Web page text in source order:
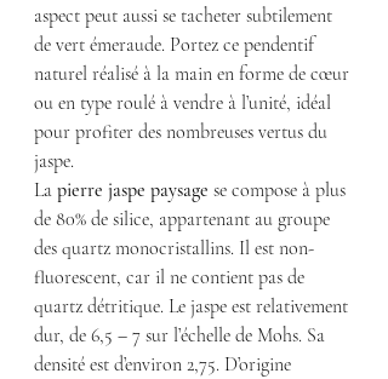
aspect peut aussi se tacheter subtilement
de vert émeraude. Portez ce pendentif
naturel réalisé à la main en forme de cœur
ou en type roulé à vendre à l’unité, idéal
pour profiter des nombreuses vertus du
jaspe.
La pierre jaspe paysage se compose à plus
de 80% de silice, appartenant au groupe
des quartz monocristallins. Il est non-
fluorescent, car il ne contient pas de
quartz détritique. Le jaspe est relativement
dur, de 6,5 – 7 sur l’échelle de Mohs. Sa
densité est d’environ 2,75. D’origine